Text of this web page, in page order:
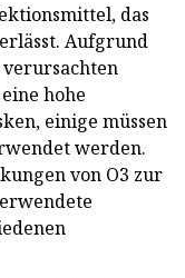
das
Aufgrund
verursachten
hohe
einige müssen
werden.
von O3 zur